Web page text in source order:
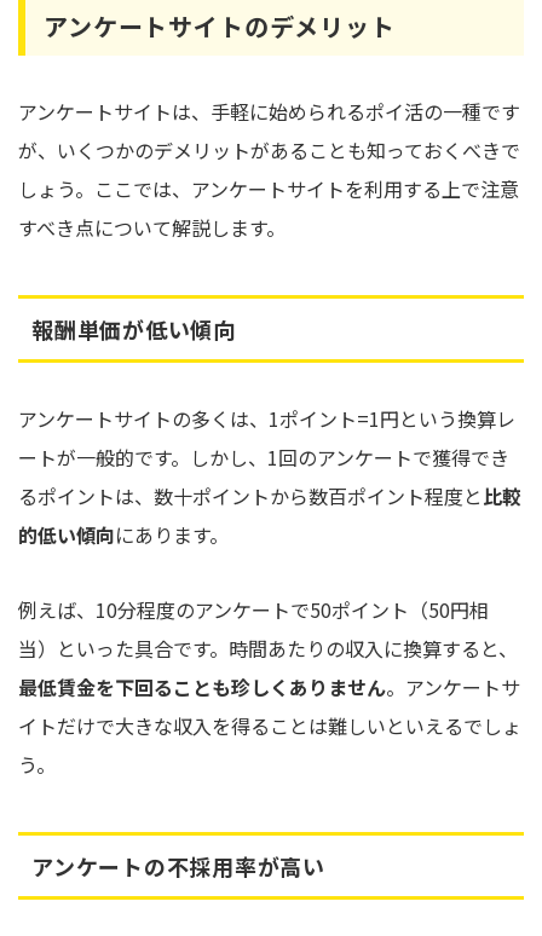
アンケートサイトのデメリット
アンケートサイトは、手軽に始められるポイ活の一種です
が、いくつかのデメリットがあることも知っておくべきで
しょう。ここでは、アンケートサイトを利用する上で注意
すべき点について解説します。
報酬単価が低い傾向
アンケートサイトの多くは、1ポイント=1円という換算レ
ートが一般的です。しかし、1回のアンケートで獲得でき
るポイントは、数十ポイントから数百ポイント程度と比較
的低い傾向にあります。
例えば、10分程度のアンケートで50ポイント（50円相
当）といった具合です。時間あたりの収入に換算すると、
最低賃金を下回ることも珍しくありません。アンケートサ
イトだけで大きな収入を得ることは難しいといえるでしょ
う。
アンケートの不採用率が高い